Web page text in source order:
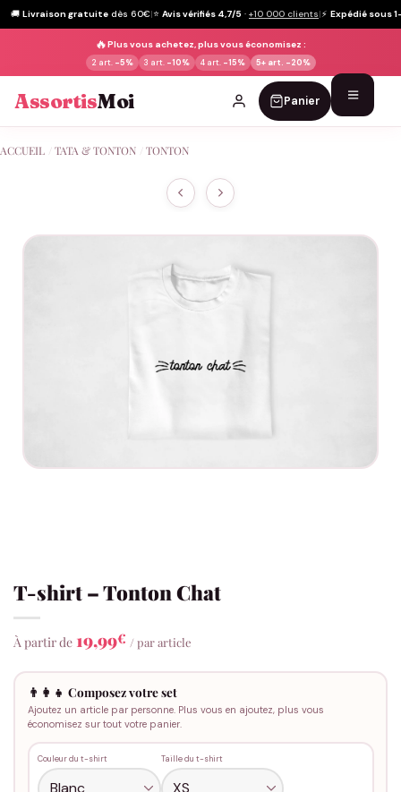
🚚 Livraison gratuite dès 60€|⭐ Avis vérifiés 4,7/5 · +10 000 clients|⚡ Expédié sous
🔥Plus vous achetez, plus vous économisez :
2 art. -5% 3 art. -10% 4 art. -15% 5+ art. -20%
AssortisMoi Panier
au
ACCUEIL TATA & TONTON TONTON
T-shirt – Tonton Chat
À partir de 19,99€ / par article
👨‍👩‍👧 Composez votre set
Ajoutez un article par personne. Plus vous en ajoutez, plus vous
économisez sur tout votre panier.
Couleur du t-shirt Taille du t-shirt